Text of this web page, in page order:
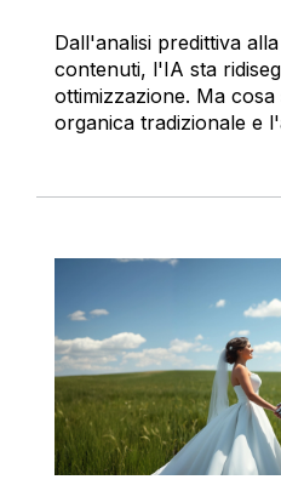
Dall'analisi predittiva
contenuti, l'IA sta
ottimizzazione. Ma
organica tradizionale e